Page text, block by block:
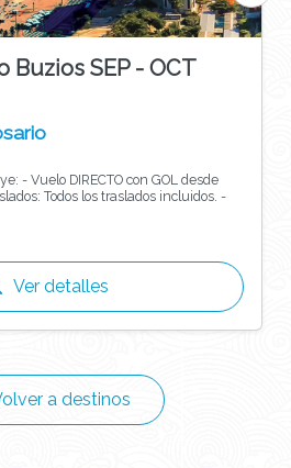
Buzios SEP - OCT
Todos los traslados incluidos. -
Ver detalles
a destinos